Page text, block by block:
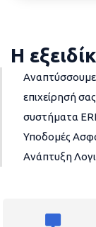
Η
Αναπτύσσουμε
επιχείρησή
συστήματα
Υποδομές
Ανάπτυξη